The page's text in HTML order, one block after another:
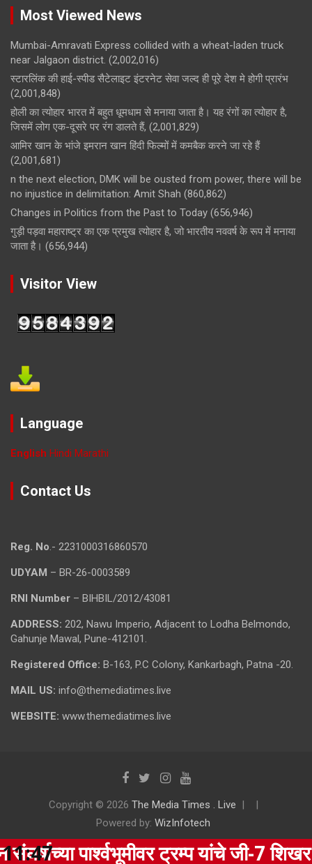
Most Viewed News
Mumbai-Amravati Express collided with a wheat-laden truck
near Jalgaon district. (2,002,016)
स्टारलिंक की हाई-स्पीड सैटेलाइट इंटरनेट सेवा जल्द ही पूरे देश मे होगी प्रारंभ
(2,001,848)
होली का त्योहार भारत में बहुत धूमधाम से मनाया जाता है। यह रंगों का त्योहार है,
जिसमें लोग एक-दूसरे पर रंग डालते हैं, (2,001,829)
आमिर खान के भांजे इमरान खान हिंदी फिल्मों में कमबैक करने जा रहे हैं
(2,001,681)
n the next election, DMK will be ousted from power, there will be
no injustice in delimitation: Amit Shah (860,862)
Changes in Politics from the Past to Today (656,946)
गुड़ी पड़वा महाराष्ट्र का एक प्रमुख त्योहार है, जो भारतीय नववर्ष के रूप में मनाया
जाता है। (656,944)
Visitor View
Language
English Hindi Marathi
Contact Us
Reg. No.- 2231000316860570
UDYAM – BR-26-0003589
RNI Number – BIHBIL/2012/43081
ADDRESS: 202, Nawu Imperio, Adjacent to Lodha Belmondo,
Gahunje Mawal, Pune-412101.
Registered Office: B-163, P.C Colony, Kankarbagh, Patna -20.
MAIL US: info@themediatimes.live
WEBSITE: www.themediatimes.live
Copyright © 2026 The Media Times . Live
Powered by: WizInfotech
पार्श्वभूमीवर ट्रम्प यांचे जी-7 शिखर
11:47